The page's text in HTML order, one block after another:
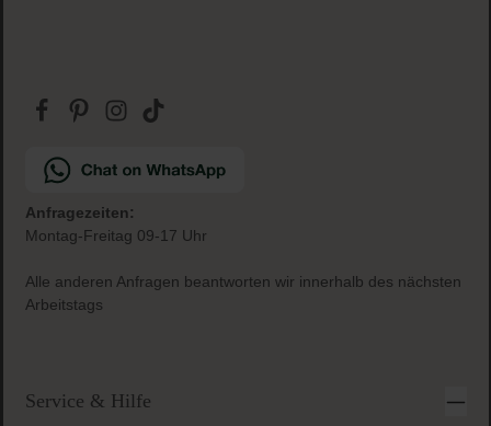
Anfragezeiten:
Montag-Freitag 09-17 Uhr
Alle anderen Anfragen beantworten wir innerhalb des nächsten
Arbeitstags
Service & Hilfe